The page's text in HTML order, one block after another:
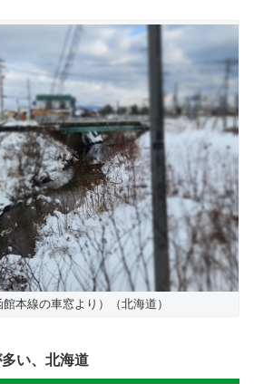
本線の車窓より）（北海道）
い、北海道